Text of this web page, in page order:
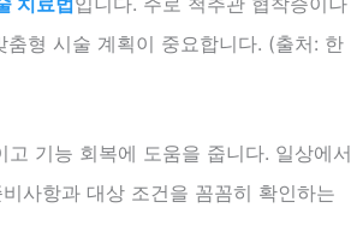
형 시술 계획이 중요합니다. (출처: 한
기능 회복에 도움을 줍니다. 일상에서
사항과 대상 조건을 꼼꼼히 확인하는